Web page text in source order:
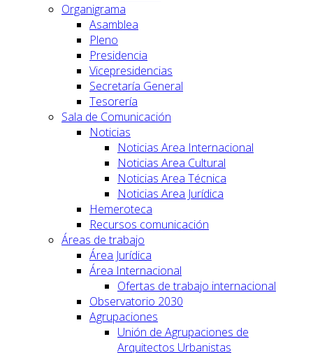
Organigrama
Asamblea
Pleno
Presidencia
Vicepresidencias
Secretaría General
Tesorería
Sala de Comunicación
Noticias
Noticias Area Internacional
Noticias Area Cultural
Noticias Area Técnica
Noticias Area Jurídica
Hemeroteca
Recursos comunicación
Áreas de trabajo
Área Jurídica
Área Internacional
Ofertas de trabajo internacional
Observatorio 2030
Agrupaciones
Unión de Agrupaciones de
Arquitectos Urbanistas